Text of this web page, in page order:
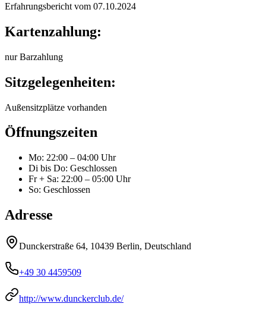
Erfahrungsbericht vom 07.10.2024
Kartenzahlung:
nur Barzahlung
Sitzgelegenheiten:
Außensitzplätze vorhanden
Öffnungszeiten
Mo: 22:00 – 04:00 Uhr
Di bis Do: Geschlossen
Fr + Sa: 22:00 – 05:00 Uhr
So: Geschlossen
Adresse
Dunckerstraße 64, 10439 Berlin, Deutschland
+49 30 4459509
http://www.dunckerclub.de/